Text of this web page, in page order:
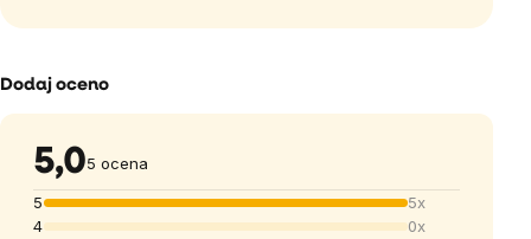
Dodaj oceno
5,05 ocena
5
5x
4
0x